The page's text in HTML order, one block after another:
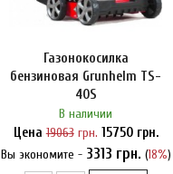
Газонокосилка
бензиновая Grunhelm TS-
40S
В наличии
Цена19063грн. 15750грн.
Вы экономите - 3313 грн. (18%)
Нашли дешевле?